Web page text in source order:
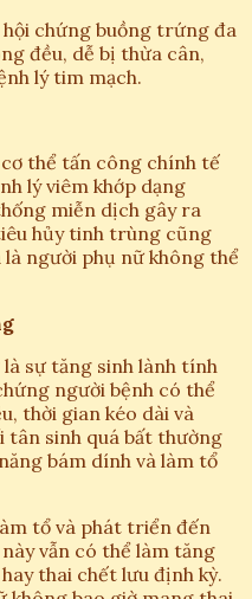
chứng buồng trứng đa
đều, dễ bị thừa cân,
lý tim mạch.
thể tấn công chính tế
lý viêm khớp dạng
miễn dịch gây ra
hủy tinh trùng cũng
người phụ nữ không thể
sự tăng sinh lành tính
người bệnh có thể
thời gian kéo dài và
tân sinh quá bất thường
bám dính và làm tổ
tổ và phát triển đến
vẫn có thể làm tăng
thai chết lưu định kỳ.